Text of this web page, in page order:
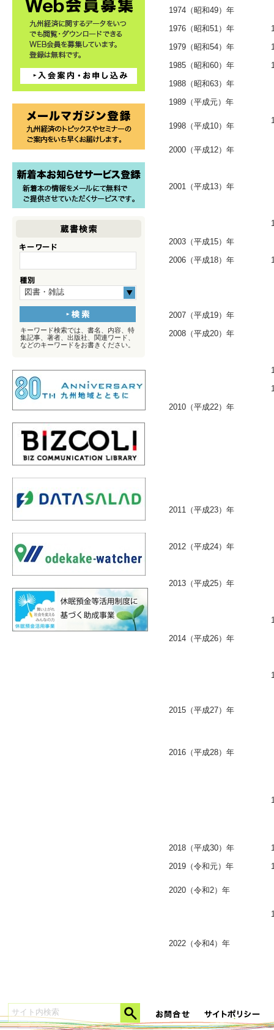
1974（昭和49）年
1976（昭和51）年
1979（昭和54）年
1985（昭和60）年
1988（昭和63）年
1989（平成元）年
1998（平成10）年
2000（平成12）年
2001（平成13）年
2003（平成15）年
2006（平成18）年
2007（平成19）年
2008（平成20）年
2010（平成22）年
2011（平成23）年
2012（平成24）年
2013（平成25）年
2014（平成26）年
2015（平成27）年
2016（平成28）年
2018（平成30）年
2019（令和元）年
2020（令和2）年
2022（令和4）年
図書・雑誌
キーワード検索では、書名、内容、特
集記事、著者、出版社、関連ワード、
などのキーワードをお書きください。